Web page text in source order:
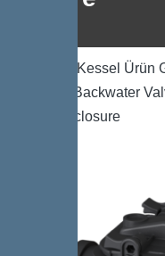
Kessel Ürün
/ Backwater
emergency closure